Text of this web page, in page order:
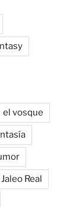
el vosque
Jaleo Real